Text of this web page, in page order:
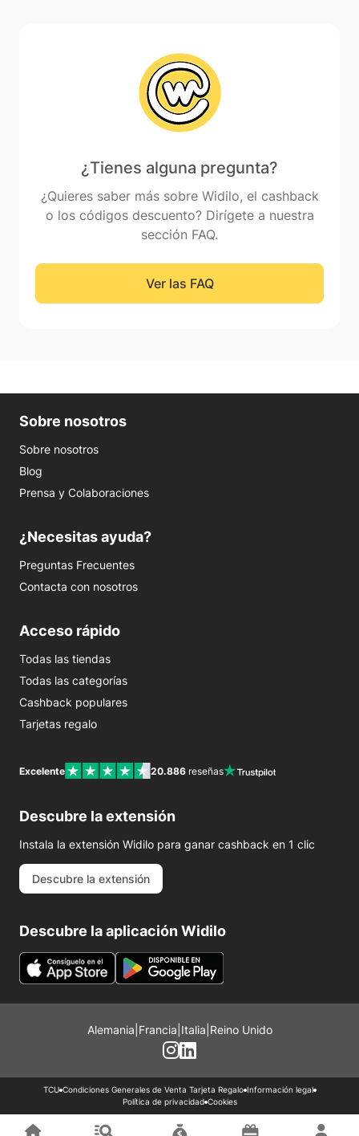
¿Tienes alguna pregunta?
¿Quieres saber más sobre Widilo, el cashback
o los códigos descuento? Dirígete a nuestra
sección FAQ.
Ver las FAQ
Sobre nosotros
Sobre nosotros
Blog
Prensa y Colaboraciones
¿Necesitas ayuda?
Preguntas Frecuentes
Contacta con nosotros
Acceso rápido
Todas las tiendas
Todas las categorías
Cashback populares
Tarjetas regalo
Excelente 20.886 reseñas
Descubre la extensión
Instala la extensión Widilo para ganar cashback en 1 clic
Descubre la extensión
Descubre la aplicación Widilo
Alemania Francia Italia Reino Unido
TCU Condiciones Generales de Venta Tarjeta Regalo Información legal
Política de privacidad Cookies